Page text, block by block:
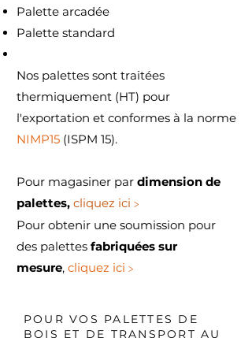
Palette arcadée
Palette standard
Nos palettes sont traitées
thermiquement (HT) pour
l'exportation et conformes à la norme
NIMP15 (ISPM 15).
Pour magasiner par dimension de
palettes, cliquez ici >
Pour obtenir une soumission pour
des palettes fabriquées sur
mesure, cliquez ici >
POUR VOS PALETTES DE
BOIS ET DE TRANSPORT AU